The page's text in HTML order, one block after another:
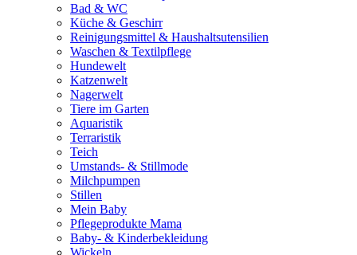
Bad & WC
Küche & Geschirr
Reinigungsmittel & Haushaltsutensilien
Waschen & Textilpflege
Hundewelt
Katzenwelt
Nagerwelt
Tiere im Garten
Aquaristik
Terraristik
Teich
Umstands- & Stillmode
Milchpumpen
Stillen
Mein Baby
Pflegeprodukte Mama
Baby- & Kinderbekleidung
Wickeln